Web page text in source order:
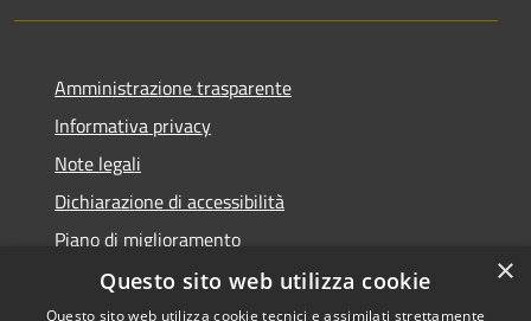
Amministrazione trasparente
Informativa privacy
Note legali
Dichiarazione di accessibilità
Piano di miglioramento
×
Questo sito web utilizza cookie
Questo sito web utilizza cookie tecnici e assimilati strettamente